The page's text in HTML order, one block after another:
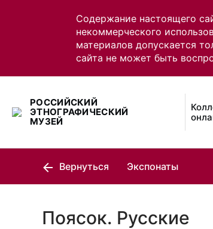
Содержание настоящего
некоммерческого
материалов допускается
сайта не может быть
РОССИЙСКИЙ
ЭТНОГРАФИЧЕСКИЙ
МУЗЕЙ
Вернуться Экспонаты
Поясок. Русские